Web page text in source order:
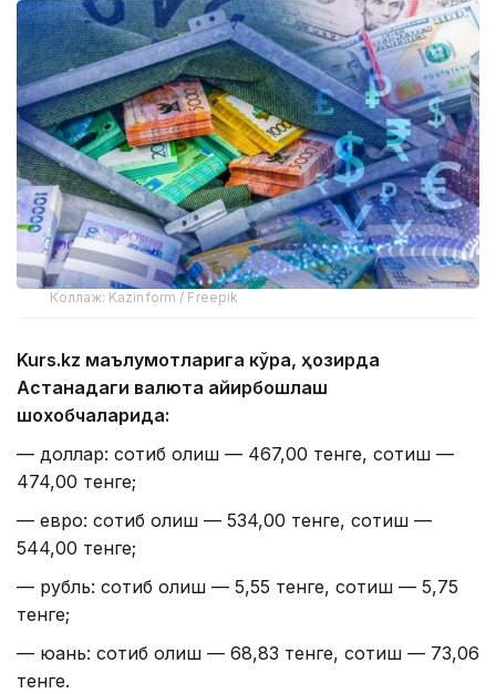
Коллаж: Kazinform / Freepik
Kurs.kz маълумотларига кўра, ҳозирда
Астанадаги валюта айирбошлаш
шохобчаларида:
— доллар: сотиб олиш — 467,00 тенге, сотиш —
474,00 тенге;
— евро: сотиб олиш — 534,00 тенге, сотиш —
544,00 тенге;
— рубль: сотиб олиш — 5,55 тенге, сотиш — 5,75
тенге;
— юань: сотиб олиш — 68,83 тенге, сотиш — 73,06
тенге.